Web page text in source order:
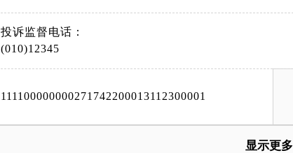
投诉监督电话：
(010)12345
111100000000271742200013112300001
显示更多